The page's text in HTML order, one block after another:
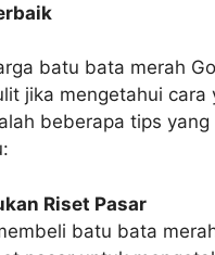
batu bata merah
jika mengetahui cara
beberapa tips
Riset Pasar
batu bata